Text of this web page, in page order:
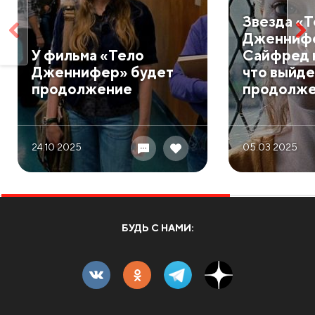
У фильма «Тело
Дженнифер» будет
продолжение
24.10 2025
Звезда
Сайфред
что
05.03 2025
БУДЬ С НАМИ: